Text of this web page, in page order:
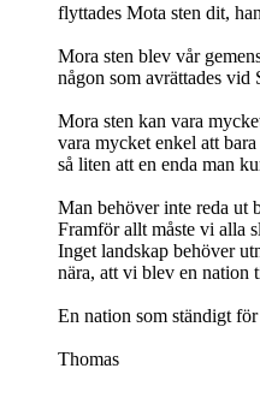
flyttades Mota sten dit,
Mora sten blev vår
någon som avrättades vid
Mora sten kan vara
vara mycket enkel att
så liten att en enda man
Man behöver inte reda ut
Framför allt måste vi alla
Inget landskap behöver
nära, att vi blev en nation
En nation som ständigt
Thomas